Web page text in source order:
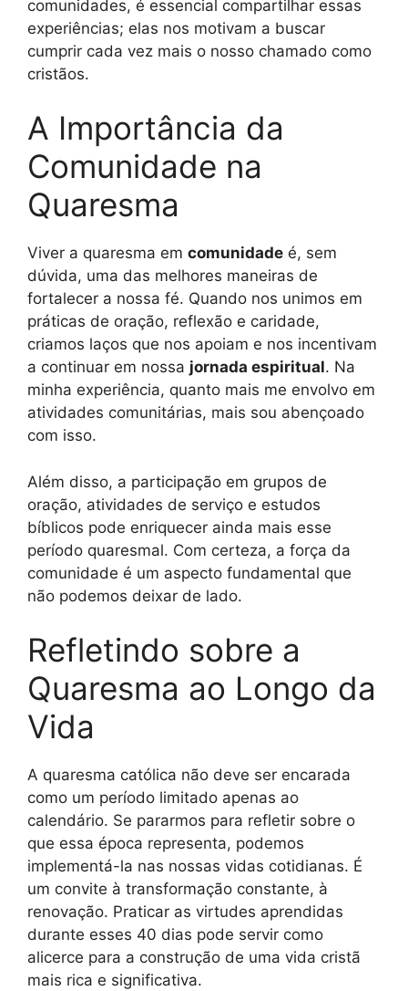
comunidades, é essencial compartilhar essas
experiências; elas nos motivam a buscar
cumprir cada vez mais o nosso chamado como
cristãos.
A Importância da
Comunidade na
Quaresma
Viver a quaresma em comunidade é, sem
dúvida, uma das melhores maneiras de
fortalecer a nossa fé. Quando nos unimos em
práticas de oração, reflexão e caridade,
criamos laços que nos apoiam e nos incentivam
a continuar em nossa jornada espiritual. Na
minha experiência, quanto mais me envolvo em
atividades comunitárias, mais sou abençoado
com isso.
Além disso, a participação em grupos de
oração, atividades de serviço e estudos
bíblicos pode enriquecer ainda mais esse
período quaresmal. Com certeza, a força da
comunidade é um aspecto fundamental que
não podemos deixar de lado.
Refletindo sobre a
Quaresma ao Longo da
Vida
A quaresma católica não deve ser encarada
como um período limitado apenas ao
calendário. Se pararmos para refletir sobre o
que essa época representa, podemos
implementá-la nas nossas vidas cotidianas. É
um convite à transformação constante, à
renovação. Praticar as virtudes aprendidas
durante esses 40 dias pode servir como
alicerce para a construção de uma vida cristã
mais rica e significativa.